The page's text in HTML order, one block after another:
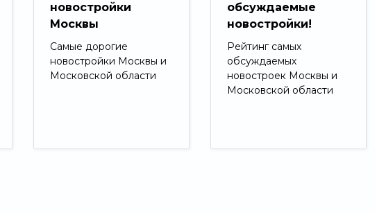
новостройки
Москвы
Самые дорогие
новостройки Москвы и
Московской области
обсуждаемые
новостройки!
Рейтинг самых
обсуждаемых
новостроек Москвы и
Московской области